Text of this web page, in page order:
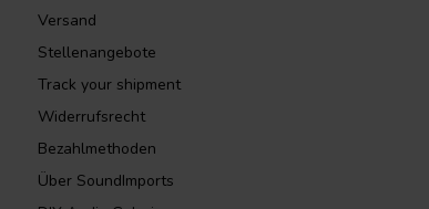
Versand
Stellenangebote
Track your shipment
Widerrufsrecht
Bezahlmethoden
Über SoundImports